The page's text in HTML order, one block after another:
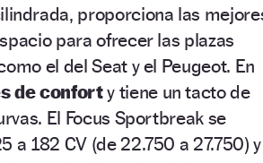
proporciona las
para ofrecer las plazas
el del Seat y el Peugeot. En
de conforty tiene un tacto de
El Focus Sportbreak se
a 182 CV (de 22.750 a 27.750) y